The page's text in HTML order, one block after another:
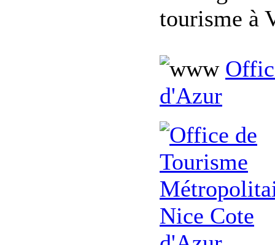
tourisme à
d'Azur